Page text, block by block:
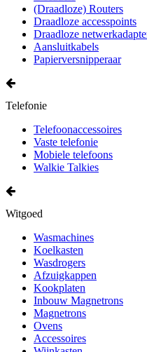
(Draadloze) Routers
Draadloze accesspoints
Draadloze
Aansluitkabels
Papierversnipperaar
Telefonie
Telefoonaccessoires
Vaste telefonie
Mobiele telefoons
Walkie Talkies
Witgoed
Wasmachines
Koelkasten
Wasdrogers
Afzuigkappen
Kookplaten
Inbouw Magnetrons
Magnetrons
Ovens
Accessoires